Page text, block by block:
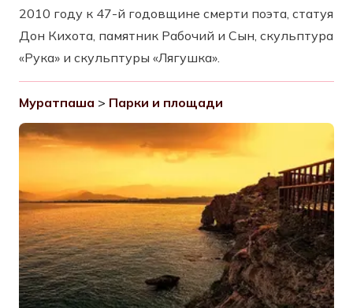
2010 году к 47-й годовщине смерти поэта, статуя
Дон Кихота, памятник Рабочий и Сын, скульптура
«Рука» и скульптуры «Лягушка».
Муратпаша > Парки и площади